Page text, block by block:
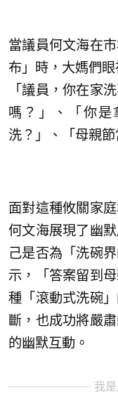
當議員何文海在
布」時，大媽們
「議員，你在家
嗎？」、「你是
洗？」、「母親
面對這種攸關家
何文海展現了幽
己是否為「洗碗
示，「答案留到
種「滾動式洗碗
斷，也成功將嚴
的幽默互動。
我